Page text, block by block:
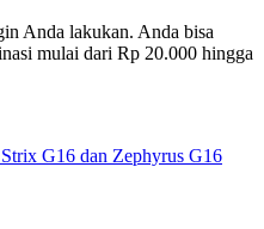
Anda lakukan. Anda bisa
mulai dari Rp 20.000 hingga
G16 dan Zephyrus G16